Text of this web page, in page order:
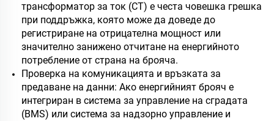
трансформатор за ток (CT) е честа човешка грешка
при поддръжка, която може да доведе до
регистриране на отрицателна мощност или
значително занижено отчитане на енергийното
потребление от страна на брояча.
Проверка на комуникацията и връзката за
предаване на данни: Ако енергийният брояч е
интегриран в система за управление на сградата
(BMS) или система за надзорно управление и